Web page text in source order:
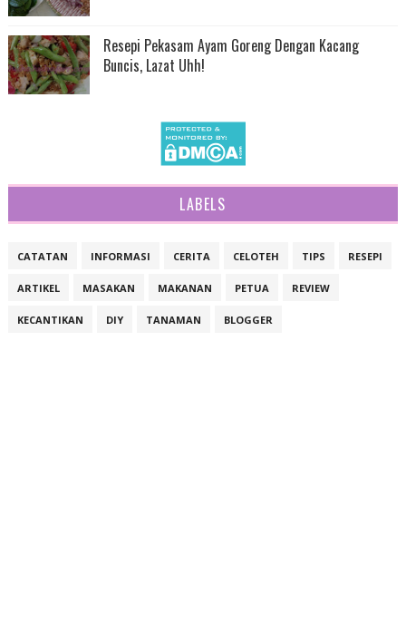
Resepi Pekasam Ayam Goreng Dengan Kacang
Buncis, Lazat Uhh!
LABELS
CATATAN INFORMASI CERITA CELOTEH TIPS RESEPI
ARTIKEL MASAKAN MAKANAN PETUA REVIEW
KECANTIKAN DIY TANAMAN BLOGGER